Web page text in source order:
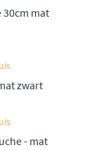
Naast het
RVS
is
mat
zwart
- mat